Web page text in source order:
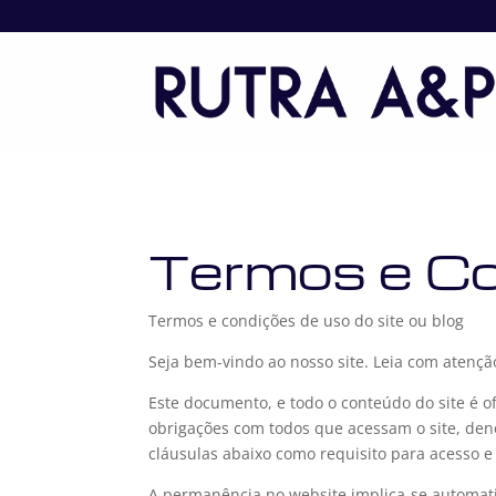
Termos e
Termos e condições de uso do site ou blog
Seja bem-vindo ao nosso site. Leia com
Este documento, e todo o conteúdo do site é
obrigações com todos que acessam o site,
cláusulas abaixo como requisito para acesso e